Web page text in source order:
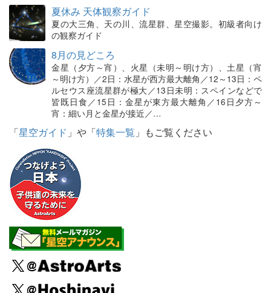
夏休み 天体観察ガイド
夏の大三角、天の川、流星群、星空撮影。初級者向け
の観察ガイド
8月の見どころ
金星（夕方～宵）、火星（未明～明け方）、土星（宵
～明け方）／2日：水星が西方最大離角／12～13日：ペ
ルセウス座流星群が極大／13日未明：スペインなどで
皆既日食／15日：金星が東方最大離角／16日夕方～
宵：細い月と金星が接近／…
「星空ガイド 」や「特集一覧 」もご覧ください